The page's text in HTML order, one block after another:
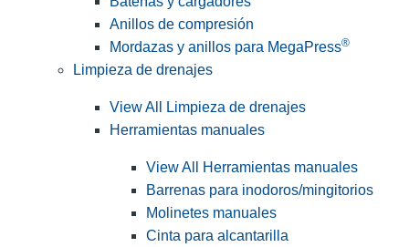
Anillos de compresión
Mordazas y anillos para MegaPress®
Limpieza de drenajes
View All Limpieza de drenajes
Herramientas manuales
View All Herramientas manuales
Barrenas para inodoros/mingitorios
Molinetes manuales
Cinta para alcantarilla